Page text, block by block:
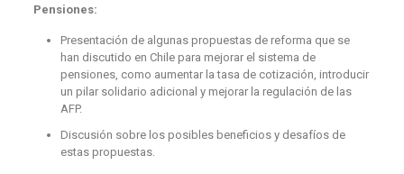
Pensiones:
Presentación de algunas propuestas de reforma que se
han discutido en Chile para mejorar el sistema de
pensiones, como aumentar la tasa de cotización, introducir
un pilar solidario adicional y mejorar la regulación de las
AFP.
Discusión sobre los posibles beneficios y desafíos de
estas propuestas.